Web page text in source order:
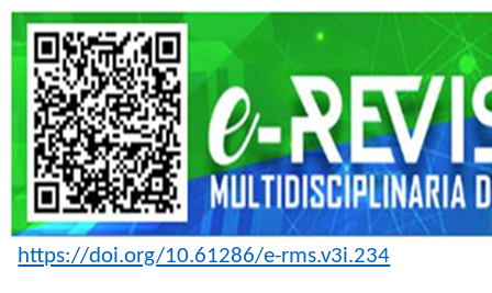
https://doi.org/10.61286/e-rms.v3i.234